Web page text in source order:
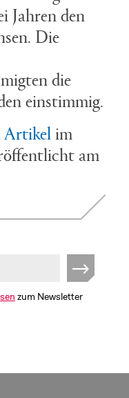
Jahren den
Die
die
einstimmig.
Artikelim
am
zum Newsletter